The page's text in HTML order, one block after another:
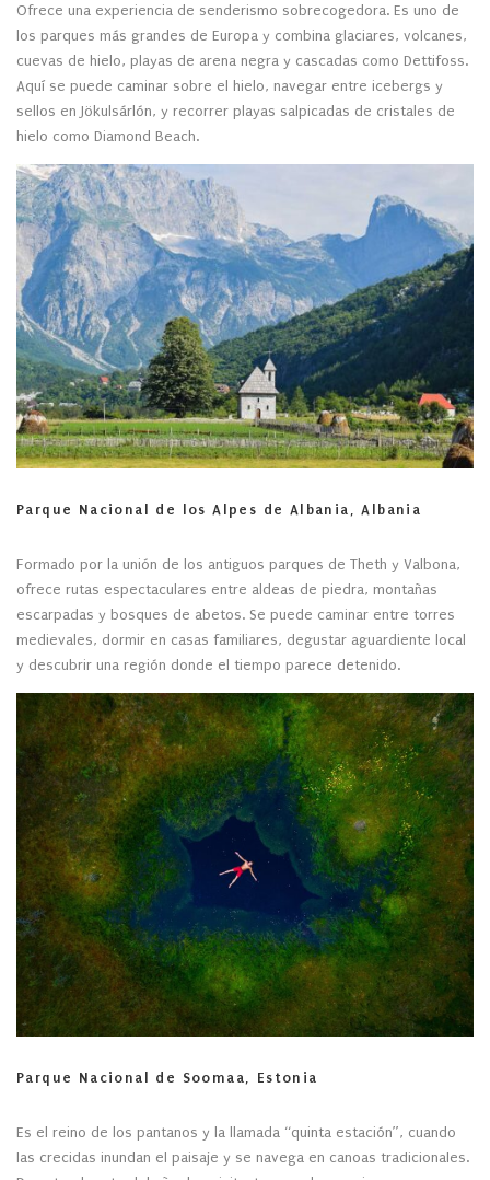
Ofrece una experiencia de senderismo sobrecogedora. Es uno de
los parques más grandes de Europa y combina glaciares, volcanes,
cuevas de hielo, playas de arena negra y cascadas como Dettifoss.
Aquí se puede caminar sobre el hielo, navegar entre icebergs y
sellos en Jökulsárlón, y recorrer playas salpicadas de cristales de
hielo como Diamond Beach.
Parque Nacional de los Alpes de Albania, Albania
Formado por la unión de los antiguos parques de Theth y Valbona,
ofrece rutas espectaculares entre aldeas de piedra, montañas
escarpadas y bosques de abetos. Se puede caminar entre torres
medievales, dormir en casas familiares, degustar aguardiente local
y descubrir una región donde el tiempo parece detenido.
Parque Nacional de Soomaa, Estonia
Es el reino de los pantanos y la llamada “quinta estación”, cuando
las crecidas inundan el paisaje y se navega en canoas tradicionales.